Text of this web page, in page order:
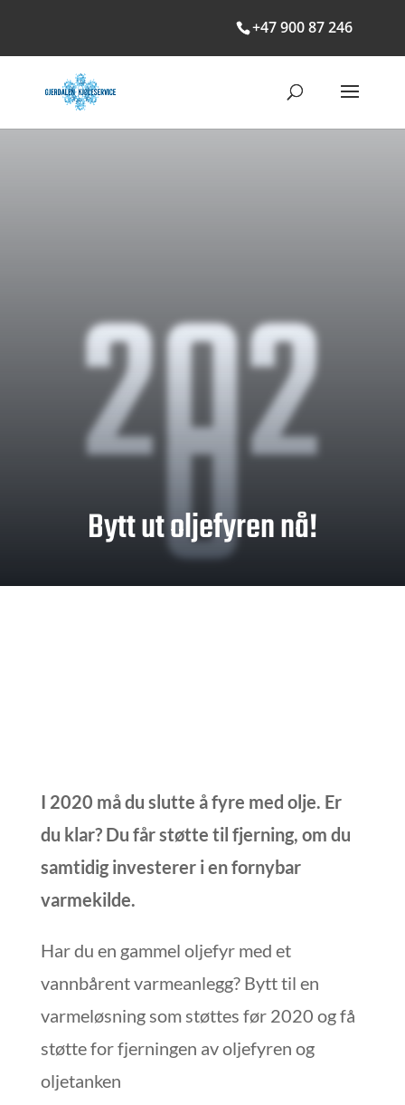
+47 900 87 246
202
0
Bytt ut oljefyren nå!
I 2020 må du slutte å fyre med olje. Er
du klar? Du får støtte til fjerning, om du
samtidig investerer i en fornybar
varmekilde.
Har du en gammel oljefyr med et
vannbårent varmeanlegg? Bytt til en
varmeløsning som støttes før 2020 og få
støtte for fjerningen av oljefyren og
oljetanken